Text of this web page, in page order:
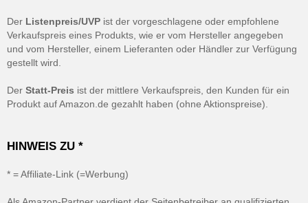
Der Listenpreis/UVP ist der vorgeschlagene oder empfohlene
Verkaufspreis eines Produkts, wie er vom Hersteller angegeben
und vom Hersteller, einem Lieferanten oder Händler zur Verfügung
gestellt wird.
Der Statt-Preis ist der mittlere Verkaufspreis, den Kunden für ein
Produkt auf Amazon.de gezahlt haben (ohne Aktionspreise).
HINWEIS ZU *
* = Affiliate-Link (=Werbung)